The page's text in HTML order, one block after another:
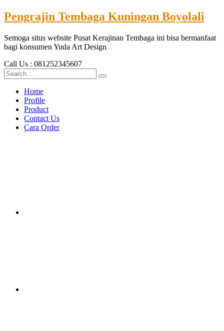
Pengrajin Tembaga Kuningan Boyolali
Semoga situs website Pusat Kerajinan Tembaga ini bisa bermanfaat
bagi konsumen Yuda Art Design
Call Us : 081252345607
Home
Profile
Product
Contact Us
Cara Order